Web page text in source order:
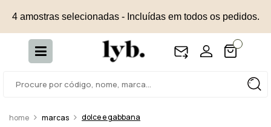
4 amostras selecionadas - Incluídas em todos os pedidos.
marcas dolce e gabbana